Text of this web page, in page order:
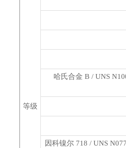
等级
哈氏合金 B / UNS
因科镍尔 718 / UNS